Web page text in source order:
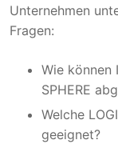
Unternehmen
Fragen:
Wie können
SPHERE
Welche
geeignet?